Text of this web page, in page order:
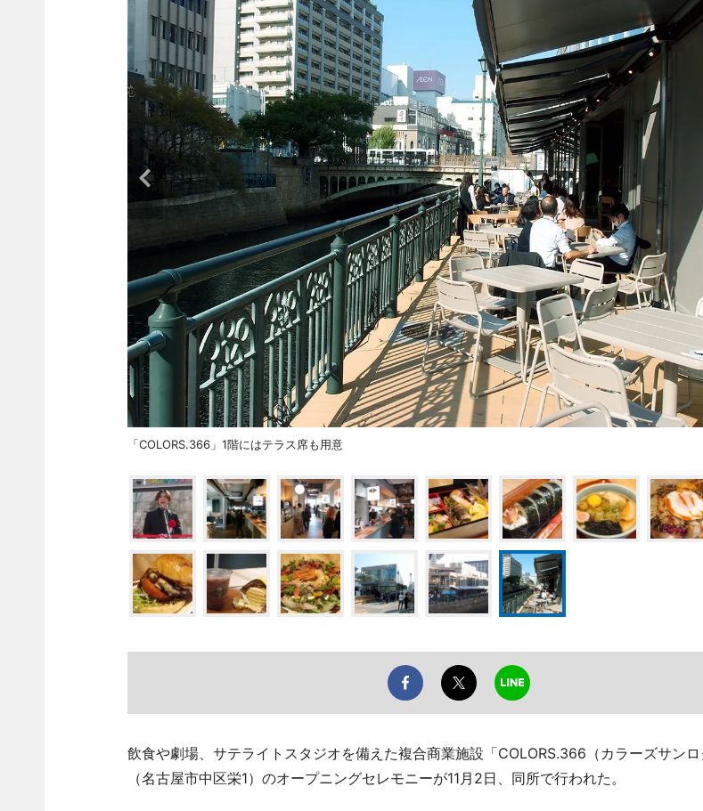
「COLORS.366」1階にはテラス席も用意
飲食や劇場、サテライトスタジオを備えた複合商業施設「COLORS.366（カラーズサンロ
（名古屋市中区栄1）のオープニングセレモニーが11月2日、同所で行われた。